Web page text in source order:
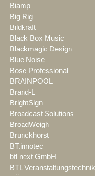
Biamp
Big Rig
Bildkraft
Black Box Music
Blackmagic Design
Blue Noise
Bose Professional
BRAINPOOL
Brand-L
BrightSign
Broadcast Solutions
BroadWeigh
Brunckhorst
BT.innotec
btl next GmbH
BTL Veranstaltungstechnik